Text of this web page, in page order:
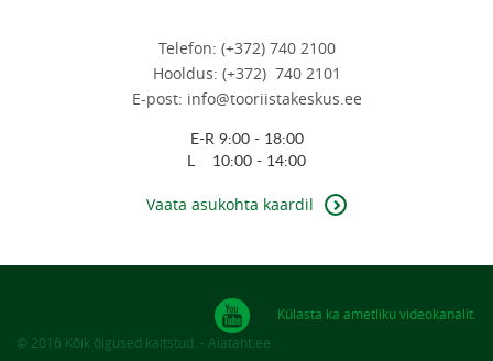
Telefon: (+372) 740 2100
Hooldus: (+372) 740 2101
E-post: info@tooriistakeskus.ee
E-R 9:00 - 18:00
L 10:00 - 14:00
Vaata asukohta kaardil
Külasta ka ametliku videokanalit.
© 2016 Kõik õigused kaitstud. - Aiataht.ee